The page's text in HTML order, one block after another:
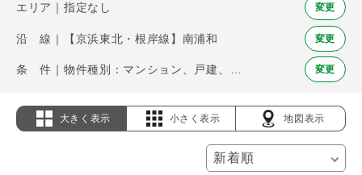
エリア｜指定なし 変更
沿 線｜【京浜東北・根岸線】南浦和 変更
変更
大きく表示 小さく表示 地図表示